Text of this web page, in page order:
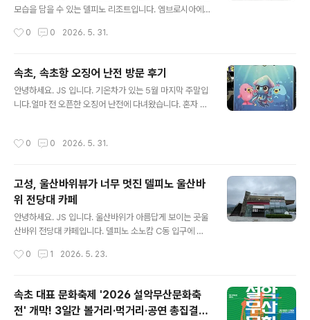
입력 후 가입이 완료되었습니다. 이제 월 110원으로 평생
모습을 담을 수 있는 델피노 리조트입니다. 엠브로시아에
시간은 오전 5시 10분 ~ 20분 일출의 모습을 보면서, 반
노 리조트입니다.여긴 뷰~ 맛집, 아니 멋진 뷰 리조트라 해
야 할 거 같아요.오전 5시부터 많은 분들이 나와서 일찍 사
진을 담아 봤습니다.오늘따라 왜 이리 바람이 많이 부는지..
일출 시작 전 고요한 속초가 한눈에 내려다 보입니다.사람
않고도 이런 멋진 모습을 볼 수 있다니, 정말 멋진 리조트입
0 0 2026. 5. 31.
속초, 속초항 오징어 난전 방문 후기
안녕하세요. JS 입니다. 기온차가 있는 5월 마지막 주말입
니다.얼마 전 오픈한 오징어 난전에 다녀왔습니다. 혼자 가
숙회도 맛있을 거 같고... 오징어 난전 주변으로 차량이 많
9호, 11호어디가 좋냐? 묻지 마세요.제가 가는 곳은 여기
번호가 없답니다.그리고 어딜 가나 동일한 가격이라 더 좋
다 안 좋다가 없어요.그냥 사장님의 말투가 평가를 결정하
는 거 아닐까 싶어요. 어느 호에 가나 오징어회는 같습니다.
원일 1..
0 0 2026. 5. 31.
고성, 울산바위뷰가 너무 멋진 델피노 울산바
위 전당대 카페
안녕하세요. JS 입니다. 울산바위가 아름답게 보이는 곳울
산바위 전당대 카페입니다. 델피노 소노캄 C동 입구에 위
토성면 미시령옛길 1153 전망대에 올라가 뷰를 감사합니
려 봅니다. 어떠세요?구름이 걸려 있는 우산바위산신령이
내려와 덕담을 나누고 있는 모습니다. 저 멀리 구름이 다가
0 1 2026. 5. 23.
속초 대표 문화축제 '2026 설악무산문화축
전' 개막! 3일간 볼거리·먹거리·공연 총집결 +